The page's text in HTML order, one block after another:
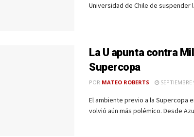
Universidad de Chile de suspender
La U apunta contra
Supercopa
POR MATEO ROBERTS SEPTIEMBRE
El ambiente previo a la Supercopa
volvió aún más polémico. Desde